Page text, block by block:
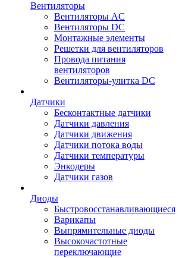
Вентиляторы
Вентиляторы AC
Вентиляторы DC
Монтажные элементы
Решетки для вентиляторов
Провода питания
вентиляторов
Вентиляторы-улитка DC
Датчики
Бесконтактные датчики
Датчики давления
Датчики движения
Датчики потока воды
Датчики температуры
Энкодеры
Датчики газов
Диоды
Быстровосстанавливающиеся
Варикапы
Выпрямительные диоды
Высокочастотные
переключающие